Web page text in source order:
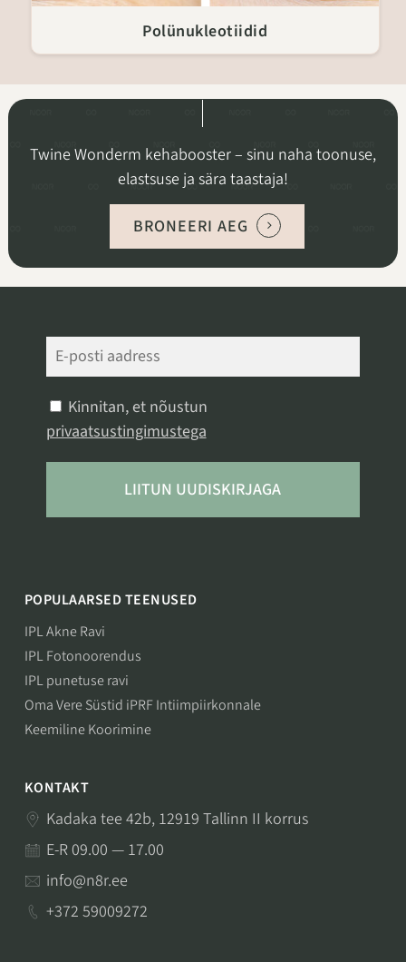
Polünukleotiidid
Twine Wonderm kehabooster – sinu naha toonuse,
elastsuse ja sära taastaja!
BRONEERI AEG
Kinnitan, et nõustun
privaatsustingimustega
LIITUN UUDISKIRJAGA
POPULAARSED TEENUSED
IPL Akne Ravi
IPL Fotonoorendus
IPL punetuse ravi
Oma Vere Süstid iPRF Intiimpiirkonnale
Keemiline Koorimine
KONTAKT
Kadaka tee 42b, 12919 Tallinn II korrus
E-R 09.00 — 17.00
info@n8r.ee
+372 59009272